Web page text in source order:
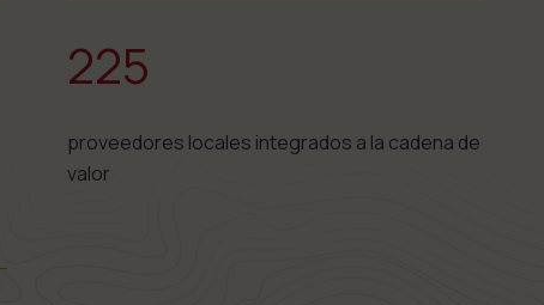
225
proveedores locales integrados a la cadena de
valor